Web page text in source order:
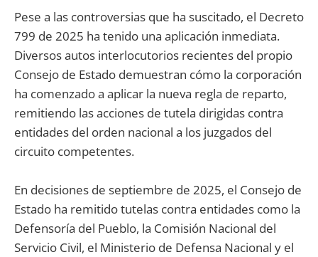
Pese a las controversias que ha suscitado, el Decreto
799 de 2025 ha tenido una aplicación inmediata.
Diversos autos interlocutorios recientes del propio
Consejo de Estado demuestran cómo la corporación
ha comenzado a aplicar la nueva regla de reparto,
remitiendo las acciones de tutela dirigidas contra
entidades del orden nacional a los juzgados del
circuito competentes.
En decisiones de septiembre de 2025, el Consejo de
Estado ha remitido tutelas contra entidades como la
Defensoría del Pueblo, la Comisión Nacional del
Servicio Civil, el Ministerio de Defensa Nacional y el